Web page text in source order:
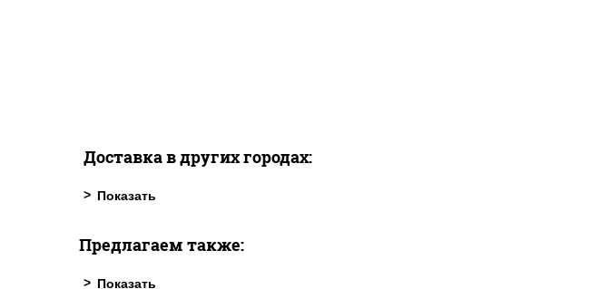
Доставка в других городах:
Предлагаем также: